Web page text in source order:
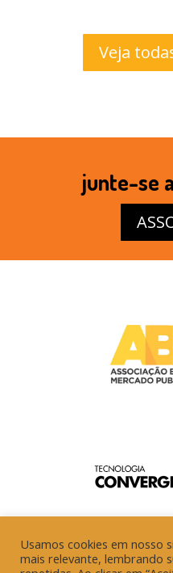
Veja
junte-se
Usamos cookies em nosso
mais relevante, lembrando